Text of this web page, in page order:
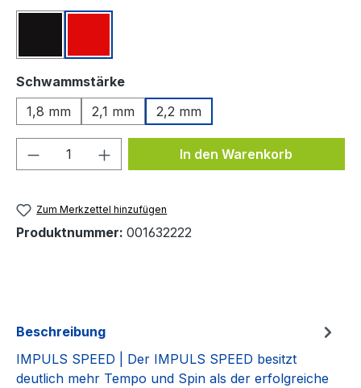
Schwammstärkeauswählen
1,8 mm
2,1 mm 2,2 mm
Produkt Anzahl: Gib denIn den Warenkorb
Zum Merkzettel hinzufügen
Produktnummer: 001632222
Beschreibung
IMPULS SPEED | Der IMPULS SPEED besitzt
deutlich mehr Tempo und Spin als der erfolgreiche